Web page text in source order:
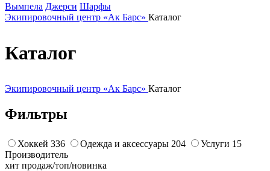
Вымпела Джерси Шарфы
Экипировочный центр «Ак Барс» Каталог
Каталог
Экипировочный центр «Ак Барс» Каталог
Фильтры
Хоккей 336 Одежда и аксессуары 204 Услуги 15
Производитель
хит продаж/топ/новинка